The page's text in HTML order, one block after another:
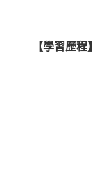
【學習歷